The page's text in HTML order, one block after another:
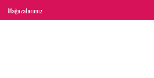
Mağazalarımız